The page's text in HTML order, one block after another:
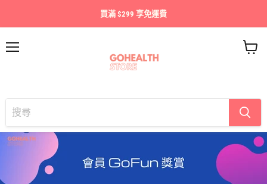
買滿 $299 享免運費
車